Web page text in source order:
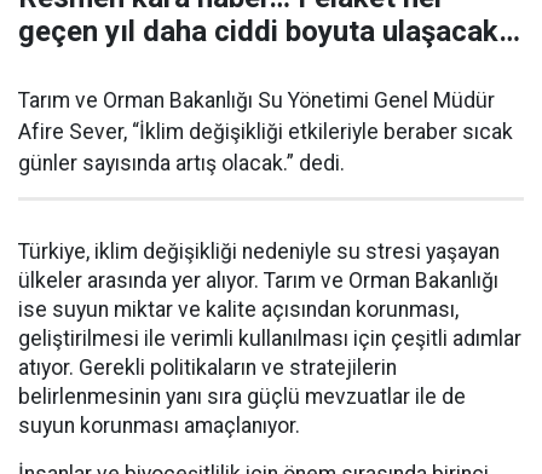
geçen yıl daha ciddi boyuta ulaşacak…
Tarım ve Orman Bakanlığı Su Yönetimi Genel Müdür
Afire Sever, “İklim değişikliği etkileriyle beraber sıcak
günler sayısında artış olacak.” dedi.
Türkiye, iklim değişikliği nedeniyle su stresi yaşayan
ülkeler arasında yer alıyor. Tarım ve Orman Bakanlığı
ise suyun miktar ve kalite açısından korunması,
geliştirilmesi ile verimli kullanılması için çeşitli adımlar
atıyor. Gerekli politikaların ve stratejilerin
belirlenmesinin yanı sıra güçlü mevzuatlar ile de
suyun korunması amaçlanıyor.